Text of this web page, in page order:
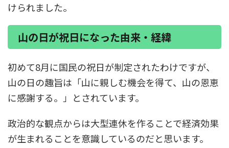
けられました。
山の日が祝日になった由来・経緯
初めて8月に国民の祝日が制定されたわけですが、
山の日の趣旨は 「山に親しむ機会を得て、山の恩恵
に感謝する。」 とされています。
政治的な観点からは大型連休を作ることで経済効果
が生まれることを意識しているのだと思います。